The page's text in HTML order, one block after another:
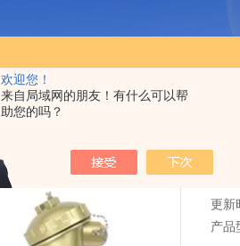
欢迎您！
来自局域网的朋友！有什么可以帮
助您的吗？
>温度仪表系列 >
化
更新
产